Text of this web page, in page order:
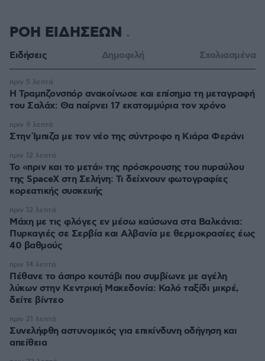
ΡΟΗ ΕΙΔΗΣΕΩΝ
Ειδήσεις Δημοφιλή Σχολιασμένα
Η Τραμπζονσπόρ ανακοίνωσε και επίσημα τη μεταγραφή
του Σαλάχ: Θα παίρνει 17 εκατομμύρια τον χρόνο
πριν 5 λεπτά
Στην Ίμπιζα με τον νέο της σύντροφο η Κιάρα Φεράνι
πριν 9 λεπτά
Το «πριν και το μετά» της πρόσκρουσης του πυραύλου
της SpaceX στη Σελήνη: Τι δείχνουν φωτογραφίες
κορεατικής συσκευής
πριν 12 λεπτά
Μάχη με τις φλόγες εν μέσω καύσωνα στα Βαλκάνια:
Πυρκαγιές σε Σερβία και Αλβανία με θερμοκρασίες έως
40 βαθμούς
πριν 12 λεπτά
Πέθανε το άσπρο κουτάβι που συμβίωνε με αγέλη
λύκων στην Κεντρική Μακεδονία: Καλό ταξίδι μικρέ,
δείτε βίντεο
πριν 14 λεπτά
Συνελήφθη αστυνομικός για επικίνδυνη οδήγηση και
απείθεια
πριν 21 λεπτά